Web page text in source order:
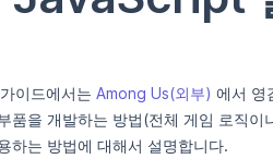
Get started with
이드에서는 Among Us(외부) 에서 영
품을 개발하는 방법(전체 게임 로직이
하는 방법에 대해서 설명합니다.